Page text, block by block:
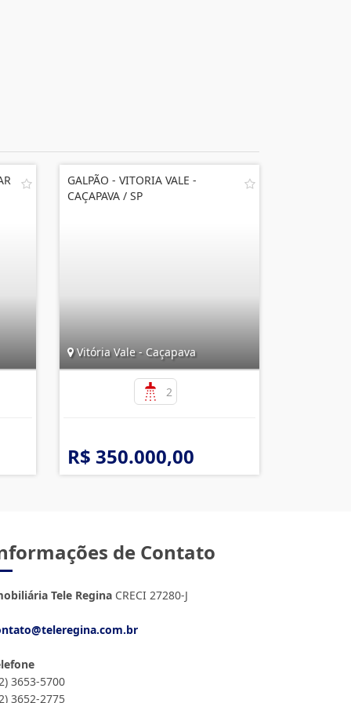
GALPÃO - VITORIA VALE -
CAÇAPAVA / SP
Vitória Vale - Caçapava
2
R$ 350.000,00
de Contato
Tele Regina CRECI 27280-J
3653-5700
3652-2775